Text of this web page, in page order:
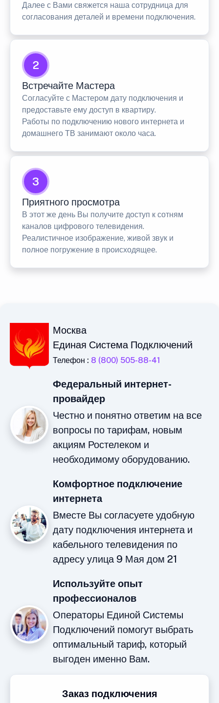
Далее с Вами свяжется наша сотрудница для
согласования деталей и времени подключения.
2
Встречайте Мастера
Согласуйте с Мастером дату подключения и
предоставьте ему доступ в квартиру.
Работы по подключению нового интернета и
домашнего ТВ занимают около часа.
3
Приятного просмотра
В этот же день Вы получите доступ к сотням
каналов цифрового телевидения.
Реалистичное изображение, живой звук и
полное погружение в происходящее.
Москва
Единая Система Подключений
Телефон : 8 (800) 505-88-41
Федеральный интернет-
провайдер
Честно и понятно ответим на все
вопросы по тарифам, новым
акциям Ростелеком и
необходимому оборудованию.
Комфортное подключение
интернета
Вместе Вы согласуете удобную
дату подключения интернета и
кабельного телевидения по
адресу улица 9 Мая дом 21
Используйте опыт
профессионалов
Операторы Единой Системы
Подключений помогут выбрать
оптимальный тариф, который
выгоден именно Вам.
Заказ подключения